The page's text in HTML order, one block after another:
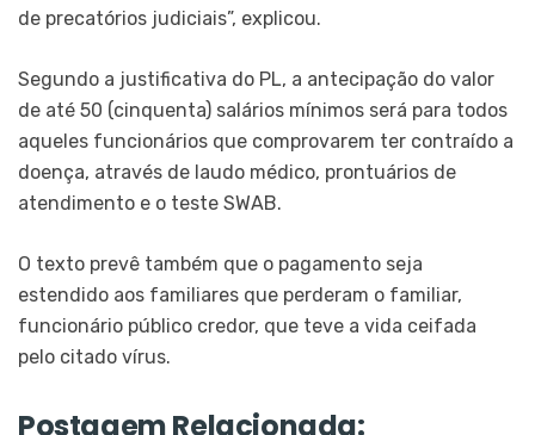
de precatórios judiciais”, explicou.
Segundo a justificativa do PL, a antecipação do valor
de até 50 (cinquenta) salários mínimos será para todos
aqueles funcionários que comprovarem ter contraído a
doença, através de laudo médico, prontuários de
atendimento e o teste SWAB.
O texto prevê também que o pagamento seja
estendido aos familiares que perderam o familiar,
funcionário público credor, que teve a vida ceifada
pelo citado vírus.
Postagem Relacionada: